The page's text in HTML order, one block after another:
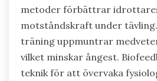
Självmedkänsla främjar en
dialog, vilket minskar ångest
Tillsammans odlar dessa
som är gynnsam för
idéutveckling inom